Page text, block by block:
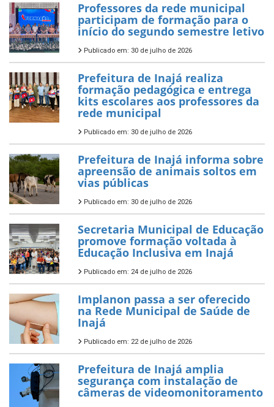
Professores da rede municipal
participam de formação para o
início do segundo semestre letivo
Publicado em: 30 de julho de 2026
Prefeitura de Inajá realiza
formação pedagógica e entrega
kits escolares aos professores da
rede municipal
Publicado em: 30 de julho de 2026
Prefeitura de Inajá informa sobre
apreensão de animais soltos em
vias públicas
Publicado em: 30 de julho de 2026
Secretaria Municipal de Educação
promove formação voltada à
Educação Inclusiva em Inajá
Publicado em: 24 de julho de 2026
Implanon passa a ser oferecido
na Rede Municipal de Saúde de
Inajá
Publicado em: 22 de julho de 2026
Prefeitura de Inajá amplia
segurança com instalação de
câmeras de videomonitoramento